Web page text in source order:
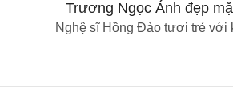
Nghệ sĩ Hồng Đào tươi trẻ với